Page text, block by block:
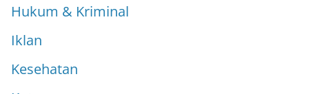
Hukum & Kriminal
Iklan
Kesehatan